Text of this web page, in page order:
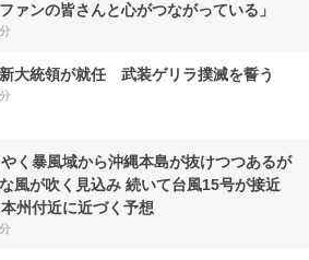
ァンの皆さんと心がつながっている」
大統領が就任 武装ゲリラ撲滅を誓う
く暴風域から沖縄本島が抜けつつあるが
風が吹く見込み 続いて台風15号が接近
州付近に近づく予想